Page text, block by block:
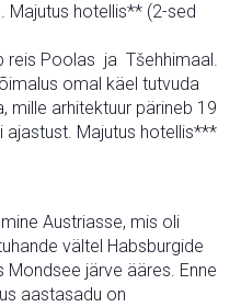
Majutus hotellis** (2-sed
reis Poolas ja Tšehhimaal.
omal käel tutvuda
mille arhitektuur pärineb 19
ajastust. Majutus hotellis***
Austriasse, mis oli
vältel Habsburgide
järve ääres. Enne
aastasadu on